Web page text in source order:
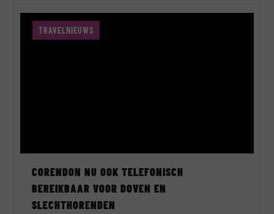
TRAVELNIEUWS
CORENDON NU OOK TELEFONISCH
BEREIKBAAR VOOR DOVEN EN
SLECHTHORENDEN